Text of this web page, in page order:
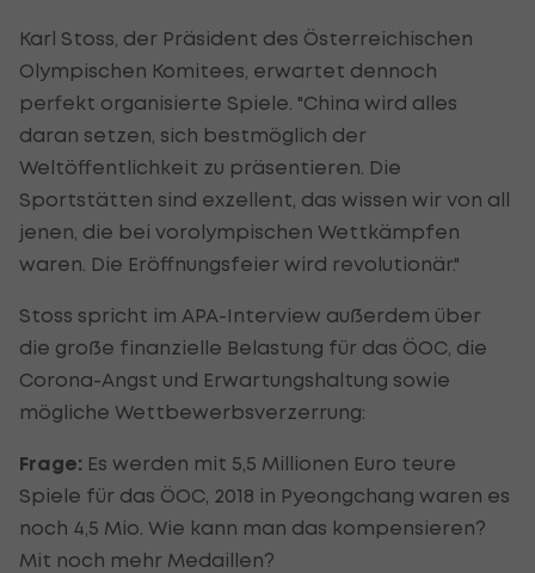
Karl Stoss, der Präsident des Österreichischen
Olympischen Komitees, erwartet dennoch
perfekt organisierte Spiele. "China wird alles
daran setzen, sich bestmöglich der
Weltöffentlichkeit zu präsentieren. Die
Sportstätten sind exzellent, das wissen wir von all
jenen, die bei vorolympischen Wettkämpfen
waren. Die Eröffnungsfeier wird revolutionär."
Stoss spricht im APA-Interview außerdem über
die große finanzielle Belastung für das ÖOC, die
Corona-Angst und Erwartungshaltung sowie
mögliche Wettbewerbsverzerrung:
Frage: Es werden mit 5,5 Millionen Euro teure
Spiele für das ÖOC, 2018 in Pyeongchang waren es
noch 4,5 Mio. Wie kann man das kompensieren?
Mit noch mehr Medaillen?